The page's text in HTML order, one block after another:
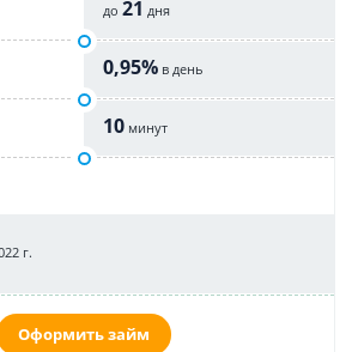
до 21 дня
0,95% в день
10 минут
г.
Оформить займ